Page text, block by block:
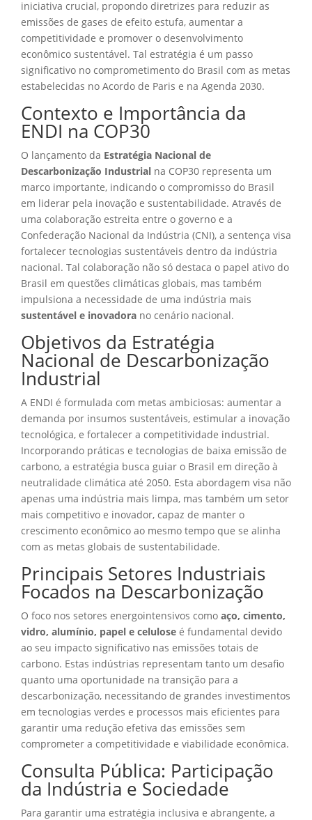
iniciativa crucial, propondo diretrizes para reduzir as
emissões de gases de efeito estufa, aumentar a
competitividade e promover o desenvolvimento
econômico sustentável. Tal estratégia é um passo
significativo no comprometimento do Brasil com as metas
estabelecidas no Acordo de Paris e na Agenda 2030.
Contexto e Importância da
ENDI na COP30
O lançamento da Estratégia Nacional de
Descarbonização Industrial na COP30 representa um
marco importante, indicando o compromisso do Brasil
em liderar pela inovação e sustentabilidade. Através de
uma colaboração estreita entre o governo e a
Confederação Nacional da Indústria (CNI), a sentença visa
fortalecer tecnologias sustentáveis dentro da indústria
nacional. Tal colaboração não só destaca o papel ativo do
Brasil em questões climáticas globais, mas também
impulsiona a necessidade de uma indústria mais
sustentável e inovadora no cenário nacional.
Objetivos da Estratégia
Nacional de Descarbonização
Industrial
A ENDI é formulada com metas ambiciosas: aumentar a
demanda por insumos sustentáveis, estimular a inovação
tecnológica, e fortalecer a competitividade industrial.
Incorporando práticas e tecnologias de baixa emissão de
carbono, a estratégia busca guiar o Brasil em direção à
neutralidade climática até 2050. Esta abordagem visa não
apenas uma indústria mais limpa, mas também um setor
mais competitivo e inovador, capaz de manter o
crescimento econômico ao mesmo tempo que se alinha
com as metas globais de sustentabilidade.
Principais Setores Industriais
Focados na Descarbonização
O foco nos setores energointensivos como aço, cimento,
vidro, alumínio, papel e celulose é fundamental devido
ao seu impacto significativo nas emissões totais de
carbono. Estas indústrias representam tanto um desafio
quanto uma oportunidade na transição para a
descarbonização, necessitando de grandes investimentos
em tecnologias verdes e processos mais eficientes para
garantir uma redução efetiva das emissões sem
comprometer a competitividade e viabilidade econômica.
Consulta Pública: Participação
da Indústria e Sociedade
Para garantir uma estratégia inclusiva e abrangente, a